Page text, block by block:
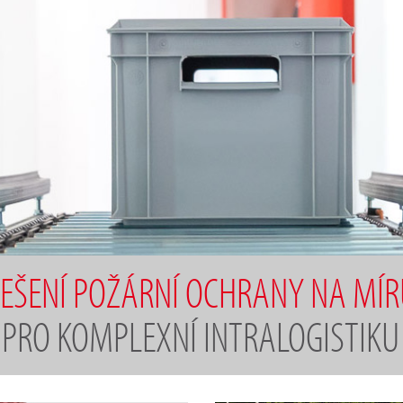
POŽÁRNÍ OCHRANY NA
PRO KOMPLEXNÍ INTRALOGISTIKU